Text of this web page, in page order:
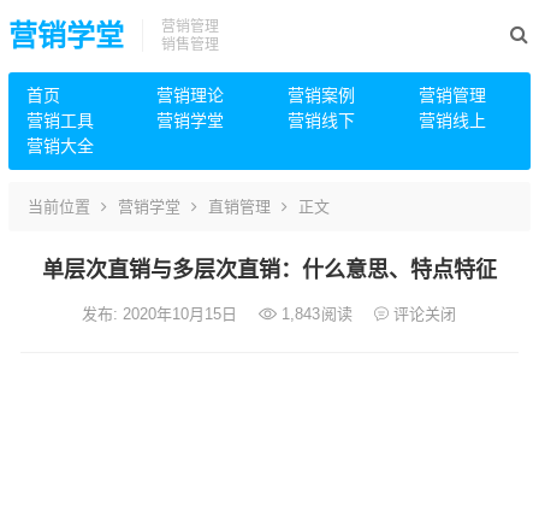
营销学堂
营销管理
销售管理
首页 营销理论 营销案例
营销管理
营销工具
营销学堂 营销线下
营销线上
营销大全
当前位置 营销学堂 直销管理 正文
单层次直销与多层次直销：什么意思、特点特征
发布: 2020年10月15日 1,843阅读 评论关闭